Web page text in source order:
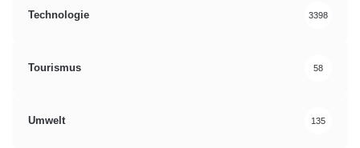
Technologie 3398
Tourismus 58
Umwelt 135